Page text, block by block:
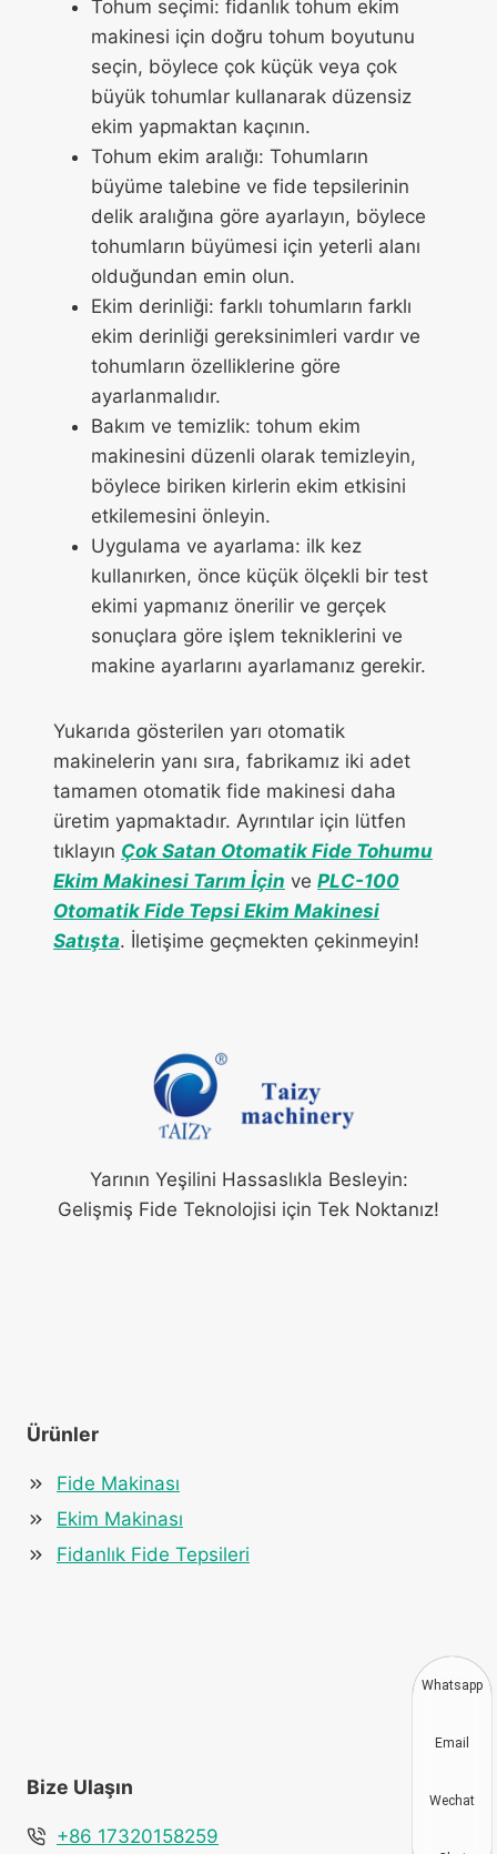
Tohum seçimi: fidanlık tohum ekim
makinesi için doğru tohum boyutunu
seçin, böylece çok küçük veya çok
büyük tohumlar kullanarak düzensiz
ekim yapmaktan kaçının.
Tohum ekim aralığı: Tohumların
büyüme talebine ve fide tepsilerinin
delik aralığına göre ayarlayın, böylece
tohumların büyümesi için yeterli alanı
olduğundan emin olun.
Ekim derinliği: farklı tohumların farklı
ekim derinliği gereksinimleri vardır ve
tohumların özelliklerine göre
ayarlanmalıdır.
Bakım ve temizlik: tohum ekim
makinesini düzenli olarak temizleyin,
böylece biriken kirlerin ekim etkisini
etkilemesini önleyin.
Uygulama ve ayarlama: ilk kez
kullanırken, önce küçük ölçekli bir test
ekimi yapmanız önerilir ve gerçek
sonuçlara göre işlem tekniklerini ve
makine ayarlarını ayarlamanız gerekir.
Yukarıda gösterilen yarı otomatik
makinelerin yanı sıra, fabrikamız iki adet
tamamen otomatik fide makinesi daha
üretim yapmaktadır. Ayrıntılar için lütfen
tıklayın Çok Satan Otomatik Fide Tohumu
Ekim Makinesi Tarım İçin ve PLC-100
Otomatik Fide Tepsi Ekim Makinesi
Satışta. İletişime geçmekten çekinmeyin!
Yarının Yeşilini Hassaslıkla Besleyin:
Gelişmiş Fide Teknolojisi için Tek Noktanız!
Ürünler
Fide Makinası
Ekim Makinası
Fidanlık Fide Tepsileri
Bize Ulaşın
+86 17320158259
Whatsapp
Email
Wechat